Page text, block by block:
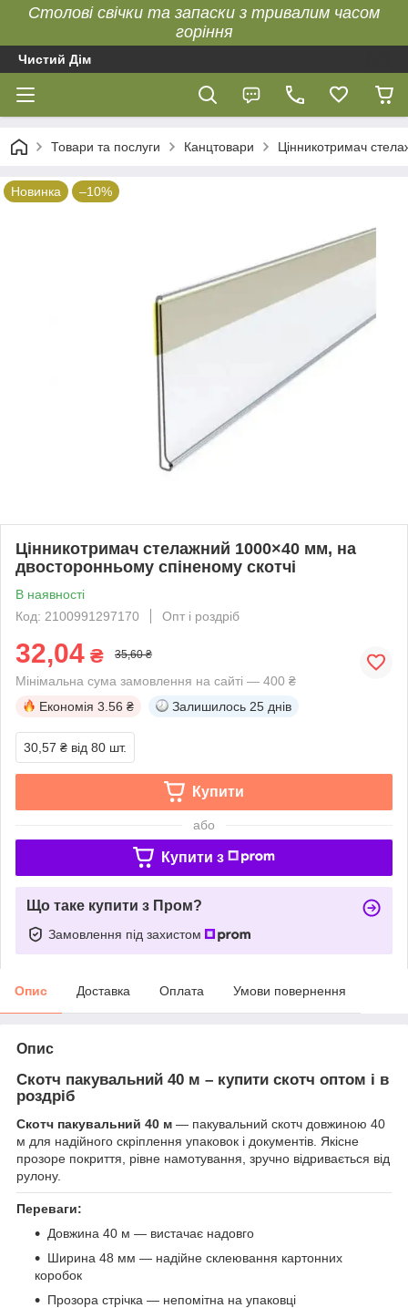
Столові свічки та запаски з тривалим часом
горіння
Чистий Дім
Товари та послуги Канцтовари Цінникотримач
Новинка –10%
Цінникотримач стелажний 1000×40 мм, на
двосторонньому спіненому скотчі
В наявності
Код: 2100991297170
Опт і роздріб
32,04 ₴ 35,60 ₴
Мінімальна сума замовлення на сайті — 400 ₴
Економія 3.56 ₴ Залишилось 25 днів
30,57 ₴ від 80 шт.
Купити
або
Купити з
Що таке купити з Пром?
Замовлення під захистом
Опис Доставка Оплата Умови повернення
Опис
Скотч пакувальний 40 м – купити скотч оптом і в
роздріб
Скотч пакувальний 40 м — пакувальний скотч довжиною 40
м для надійного скріплення упаковок і документів. Якісне
прозоре покриття, рівне намотування, зручно відривається від
рулону.
Переваги:
Довжина 40 м — вистачає надовго
Ширина 48 мм — надійне склеювання картонних
коробок
Прозора стрічка — непомітна на упаковці